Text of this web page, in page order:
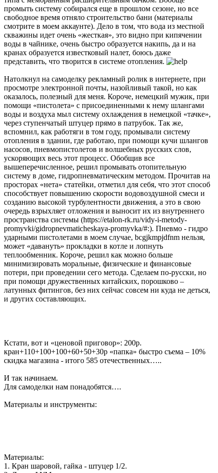
промыть систему собирался еще в прошлом сезоне, но все
свободное время отняло строительство бани (материалы
смотрите в моем аккаунте). Дело в том, что вода из местной
скважины идет очень «жесткая», это видно при кипячении
воды в чайнике, очень быстро образуется накипь, да и на
кранах образуется известковый налет, боюсь даже
представить, что творится в системе отопления.
Натолкнул на самоделку рекламный ролик в интернете, при
просмотре электронной почты, назойливый такой, но как
оказалось, полезный для меня. Короче, немецкий мужик, при
помощи «пистолета» с присоединенными к нему шлангами
воды и воздуха мыл систему охлаждения в немецкой «тачке»,
через ступенчатый штуцер прямо в патрубок. Так же,
вспомнил, как работяги в том году, промывали систему
отопления в здании, где работаю, при помощи кучи шлангов
насосов, пневмопистолетов и волшебных русских слов,
ускоряющих весь этот процесс. Обобщив все
вышеперечисленное, решил промывать отопительную
систему в доме, гидропневматическим методом. Прочитав на
просторах «нета» статейки, отметил для себя, что этот способ
способствует повышению скорости водовоздушной смеси и
созданию высокой турбулентности движения, а это в свою
очередь взрыхляет отложения и выносит их из внутреннего
пространства системы (https://etalon-rk.ru/vidy-i-metody-
promyvki/gidropnevmaticheskaya-promyvka/#:). Пневмо - гидро
ударными пистолетами в моем случае, bcgjkmpjdfnm нельзя,
может «давануть» прокладки в котле и лопнуть
теплообменник. Короче, решил как можно больше
минимизировать моральные, физические и финансовые
потери, при проведении сего метода. Сделаем по-русски, но
при помощи дружественных китайских, порошково –
латунных фитингов, без них сейчас совсем ни куда не деться,
и других составляющих.
Кстати, вот и «ценовой приговор»: 200р.
кран+110+100+100+60+50+30р «папка» быстро съема – 10%
скидка магазина - итого 585 отечественных…..
И так начинаем.
Для самоделки нам понадобятся….
Материалы и инструменты:
Материалы:
1. Кран шаровой, гайка - штуцер 1/2.